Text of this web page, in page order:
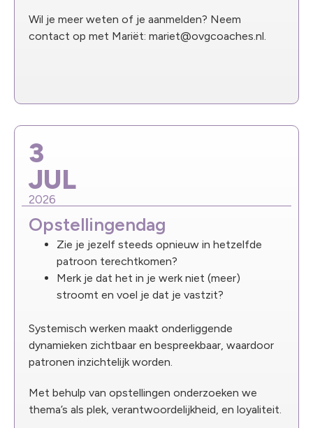
Wil je meer weten of je aanmelden? Neem
contact op met Mariët: mariet@ovgcoaches.nl.
3
JUL
2026
Opstellingendag
Zie je jezelf steeds opnieuw in hetzelfde
patroon terechtkomen?
Merk je dat het in je werk niet (meer)
stroomt en voel je dat je vastzit?
Systemisch werken maakt onderliggende
dynamieken zichtbaar en bespreekbaar, waardoor
patronen inzichtelijk worden.
Met behulp van opstellingen onderzoeken we
thema’s als plek, verantwoordelijkheid, en loyaliteit.